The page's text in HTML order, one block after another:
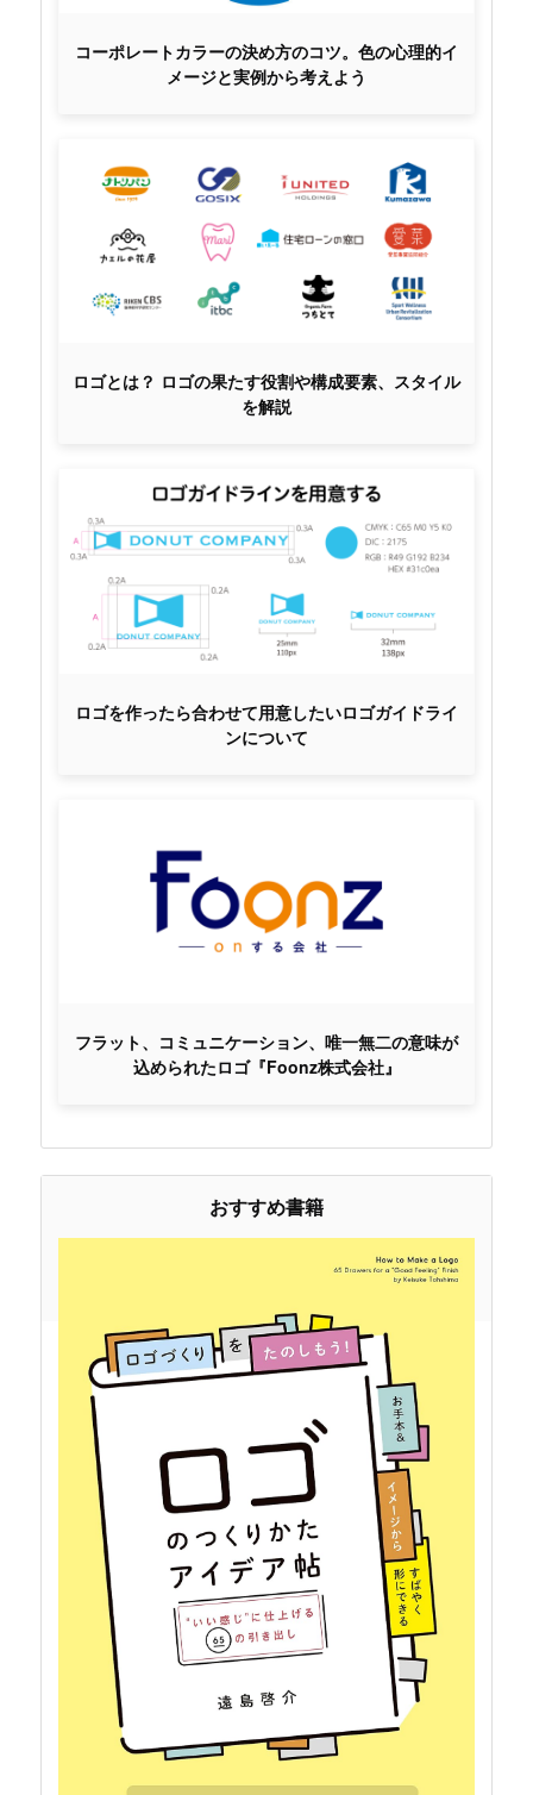
コーポレートカラーの決め方のコツ。色の心理的イ
メージと実例から考えよう
ロゴとは？ ロゴの果たす役割や構成要素、スタイル
を解説
ロゴを作ったら合わせて用意したいロゴガイドライ
ンについて
フラット、コミュニケーション、唯一無二の意味が
込められたロゴ『Foonz株式会社』
おすすめ書籍